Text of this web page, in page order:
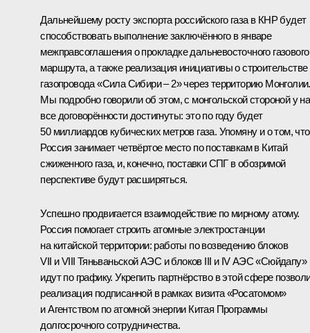
Дальнейшему росту экспорта российского газа в КНР будет
способствовать выполнение заключённого в январе
межправсоглашения о прокладке дальневосточного газового
маршрута, а также реализация инициативы о строительстве
газопровода «Сила Сибири – 2» через территорию Монголии.
Мы подробно говорили об этом, с монгольской стороной у
все договорённости достигнуты: это по году будет
50 миллиардов кубических метров газа. Упомяну и о том, что
Россия занимает четвёртое место по поставкам в Китай
сжиженного газа, и, конечно, поставки СПГ в обозримой
перспективе будут расширяться.
Успешно продвигается взаимодействие по мирному атому.
Россия помогает строить атомные электростанции
на китайской территории: работы по возведению блоков
VII и VIII Тяньваньской АЭС и блоков III и IV АЭС «Сюйдапу»
идут по графику. Укрепить партнёрство в этой сфере
реализация подписанной в рамках визита «Росатомом»
и Агентством по атомной энергии Китая Программы
долгосрочного сотрудничества.